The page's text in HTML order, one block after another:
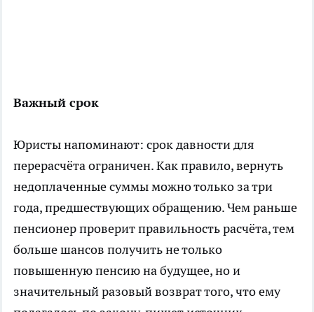
Важный срок
Юристы напоминают: срок давности для
перерасчёта ограничен. Как правило, вернуть
недоплаченные суммы можно только за три
года, предшествующих обращению. Чем раньше
пенсионер проверит правильность расчёта, тем
больше шансов получить не только
повышенную пенсию на будущее, но и
значительный разовый возврат того, что ему